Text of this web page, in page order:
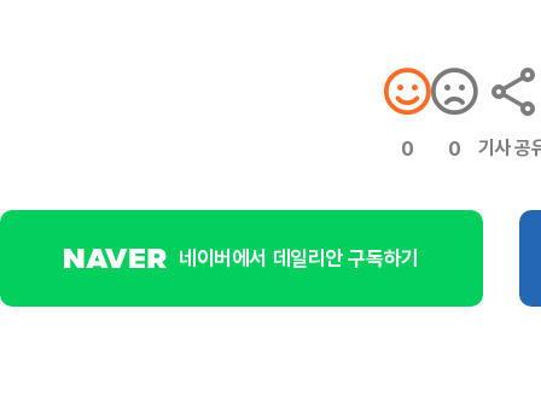
0 0 기사 공
네이버에서 데일리안 구독하기